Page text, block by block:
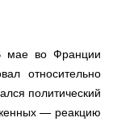
мае во Франции
относительно
политический
— реакцию